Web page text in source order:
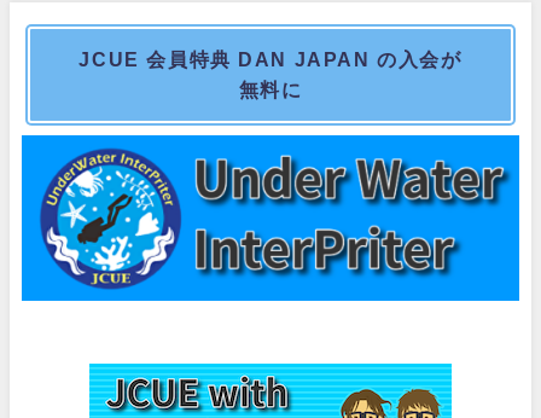
JCUE 会員特典 DAN JAPAN の入会が
無料に